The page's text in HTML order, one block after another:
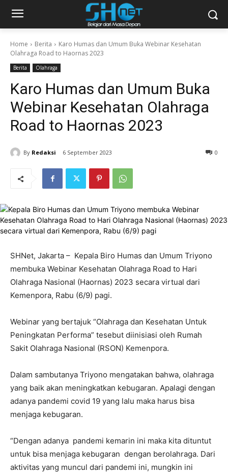
Home Berita
Karo Humas dan Umum Buka Webinar Kesehatan
Olahraga Road to Haornas 2023
Berita Olahraga
Karo Humas dan Umum Buka
Webinar Kesehatan Olahraga
Road to Haornas 2023
By Redaksi 6 September 2023 0
SHNet, Jakarta – Kepala Biro Humas dan Umum Triyono
membuka Webinar Kesehatan Olahraga Road to Hari
Olahraga Nasional (Haornas) 2023 secara virtual dari
Kemenpora, Rabu (6/9) pagi.
Webinar yang bertajuk “Olahraga dan Kesehatan Untuk
Peningkatan Performa” tesebut diinisiasi oleh Rumah
Sakit Olahraga Nasional (RSON) Kemenpora.
Dalam sambutanya Triyono mengatakan bahwa, olahraga
yang baik akan meningkatkan kebugaran. Apalagi dengan
adanya pandemi covid 19 yang lalu maka harus bisa
menjaga kebugaran.
“Dengan adanya pandemi kemarin ini maka kita dituntut
untuk bisa menjaga kebugaran dengan berolahraga. Dari
aktivitas yang muncul dari pandemi ini, mungkin ini